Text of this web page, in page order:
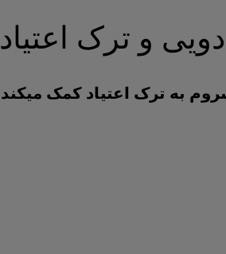
و ترک اعتیاد
به ترک اعتیاد کمک میکند